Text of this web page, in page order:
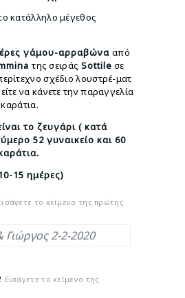
κατάλληλο μέγεθος
γάμου-αρραβώνα από
της σειράς Sottile σε
σχέδιο λουστρέ-ματ
να κάνετε την παραγγελία
το ζευγάρι ( κατά
52 γυναικείο και 60
15 ημέρες)
το κείμενο της πρώτης
Εισάγετε το κείμενο της